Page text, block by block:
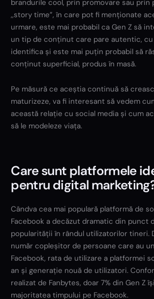
brandurile cool, prin promovare sau prin
,,story time”, în care pot fi menționate
urmare, este mai probabil ca Gen Z să
un tip de conținut care pare autentic,
identifica și este mai puțin probabil să
conținut superficial, produs în masă.
Pe măsură ce aceștia continuă să
maturizeze, va fi interesant să vedem
această relație cu social media și cum
să le modeleze viața.
Care sunt platformele
pentru digital
Cândva cea mai populară platformă de
Facebook a decăzut dramatic din punct
popularității în rândul utilizatorilor tineri.
număr copleșitor de persoane care au
Facebook, rata de utilizare a platformei
an și generație nouă de utilizatori.
realizat de Fanbytes, doar 7% din Gen Z
majoritatea timpului pe Facebook.